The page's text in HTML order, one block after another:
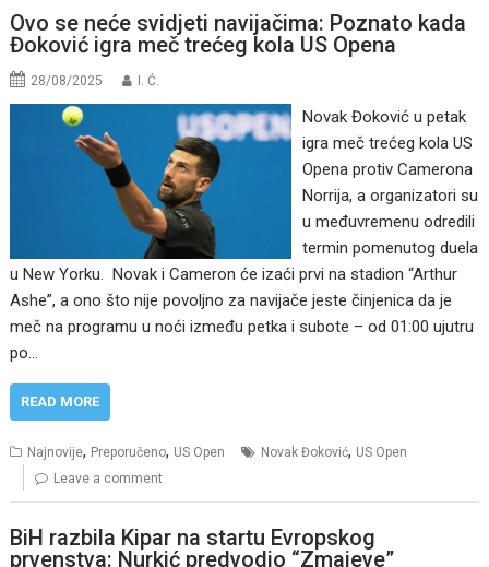
Ovo se neće svidjeti navijačima: Poznato kada
Đoković igra meč trećeg kola US Opena
28/08/2025 I. Ć.
Novak Đoković u petak
igra meč trećeg kola US
Opena protiv Camerona
Norrija, a organizatori su
u međuvremenu odredili
termin pomenutog duela
u New Yorku. Novak i Cameron će izaći prvi na stadion “Arthur
Ashe”, a ono što nije povoljno za navijače jeste činjenica da je
meč na programu u noći između petka i subote – od 01:00 ujutru
po…
READ MORE
Najnovije, Preporučeno, US Open Novak Đoković, US Open
Leave a comment
BiH razbila Kipar na startu Evropskog
prvenstva: Nurkić predvodio “Zmajeve”